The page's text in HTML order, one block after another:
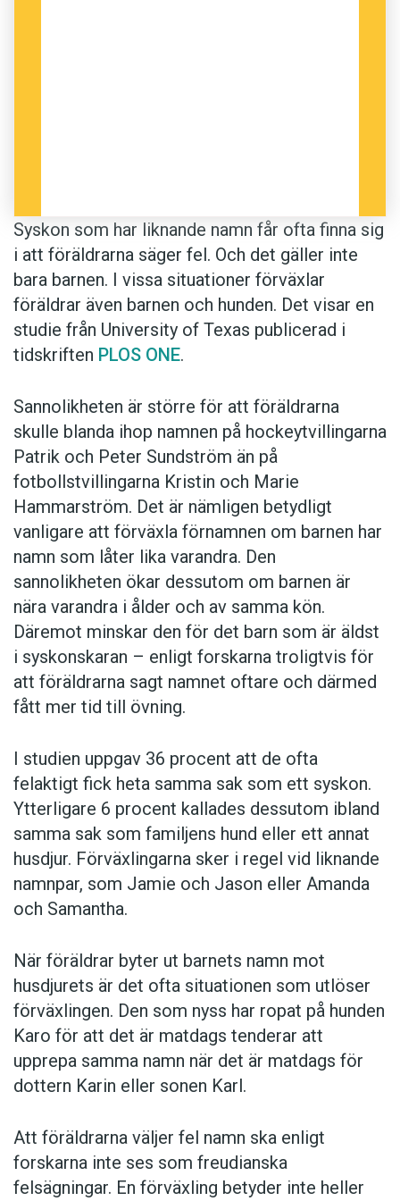
Syskon som har liknande namn får ofta finna sig
i att föräldrarna säger fel. Och det gäller inte
bara barnen. I vissa situationer förväxlar
föräldrar även barnen och hunden. Det visar en
studie från University of Texas publicerad i
tidskriften PLOS ONE.
Sannolikheten är större för att föräldrarna
skulle blanda ihop namnen på hockeytvillingarna
Patrik och Peter Sundström än på
fotbollstvillingarna Kristin och Marie
Hammarström. Det är nämligen betydligt
vanligare att förväxla förnamnen om barnen har
namn som låter lika varandra. Den
sannolikheten ökar dessutom om barnen är
nära varandra i ålder och av samma kön.
Däremot minskar den för det barn som är äldst
i syskonskaran – enligt forskarna troligtvis för
att föräldrarna sagt namnet oftare och därmed
fått mer tid till övning.
I studien uppgav 36 procent att de ofta
felaktigt fick heta samma sak som ett syskon.
Ytterligare 6 procent kallades dessutom ibland
samma sak som familjens hund eller ett annat
husdjur. Förväxlingarna sker i regel vid liknande
namnpar, som Jamie och Jason eller Amanda
och Samantha.
När föräldrar byter ut barnets namn mot
husdjurets är det ofta situationen som utlöser
förväxlingen. Den som nyss har ropat på hunden
Karo för att det är matdags tenderar att
upprepa samma namn när det är matdags för
dottern Karin eller sonen Karl.
Att föräldrarna väljer fel namn ska enligt
forskarna inte ses som freudianska
felsägningar. En förväxling betyder inte heller